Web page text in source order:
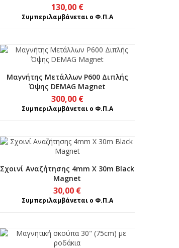
130,00 €
Συμπεριλαμβάνεται ο Φ.Π.Α
Μαγνήτης Μετάλλων P600 Διπλής
Όψης DEMAG Magnet
300,00 €
Συμπεριλαμβάνεται ο Φ.Π.Α
Σχοινί Αναζήτησης 4mm X 30m Black
Magnet
30,00 €
Συμπεριλαμβάνεται ο Φ.Π.Α